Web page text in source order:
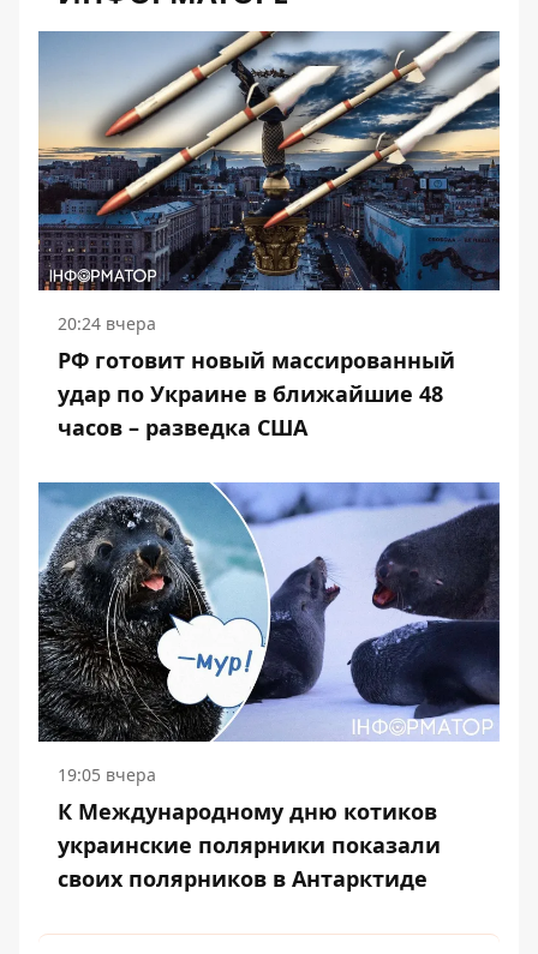
20:24 вчера
РФ готовит новый массированный
удар по Украине в ближайшие 48
часов – разведка США
19:05 вчера
К Международному дню котиков
украинские полярники показали
своих полярников в Антарктиде